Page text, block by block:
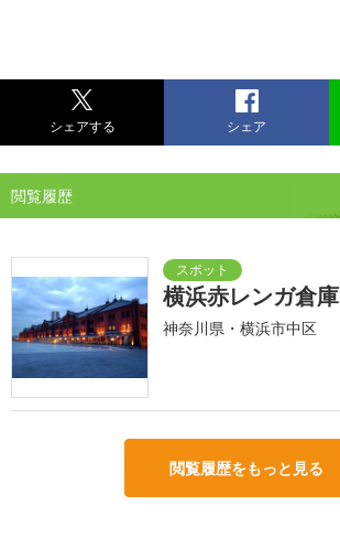
シェアする シェア
閲覧履歴
横浜赤レンガ倉庫
神奈川県・横浜市中区
閲覧履歴をもっと見る